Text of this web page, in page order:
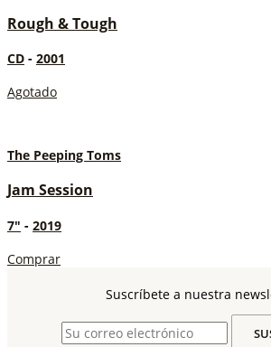
Rough & Tough
CD - 2001
Agotado
The Peeping Toms
Jam Session
7" - 2019
Comprar
Suscríbete a nuestra